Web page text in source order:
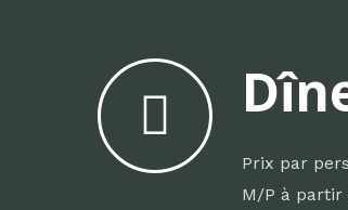
Prix par
M/P à partir